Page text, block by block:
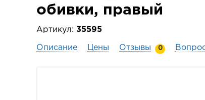
обивки, правый
Артикул: 35595
Описание Цены Отзывы 0